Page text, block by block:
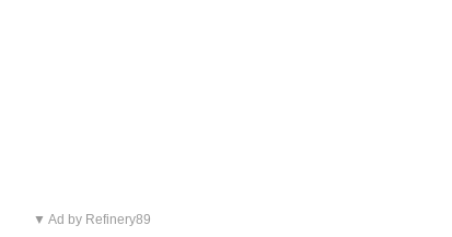
▼ Ad by Refinery89